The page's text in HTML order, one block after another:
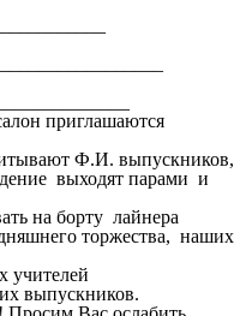
приглашаются
Ф.И. выпускников,
выходят парами и
на борту лайнера
торжества, наших
учителей
выпускников.